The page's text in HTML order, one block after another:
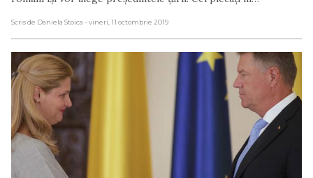
Scris de Daniela Stoica - vineri, 11 octombrie 2019